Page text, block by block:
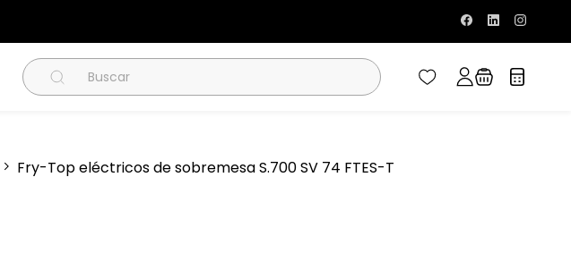
Fry-Top eléctricos de sobremesa S.700 SV 74 FTES-T